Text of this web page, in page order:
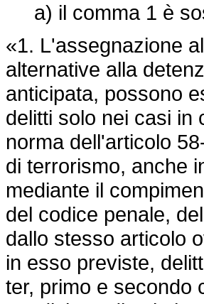
a) il comma 1 è
«1. L'assegnazione
alternative alla
anticipata, possono
delitti solo nei casi in
norma dell'articolo
di terrorismo, anche
mediante il
del codice penale,
dallo stesso articolo
in esso previste,
ter, primo e secondo